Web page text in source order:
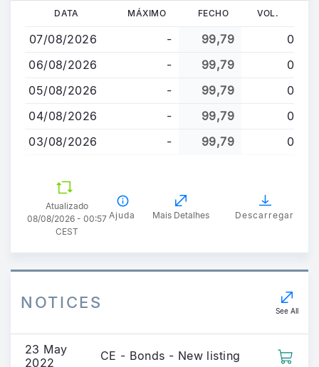
Passar
o
conteúdo
DATA MÁXIMO FECHO VOL.
07/08/2026 - 99,79
0
06/08/2026
- 99,79
0
05/08/2026
- 99,79
0
04/08/2026
- 99,79
0
03/08/2026
- 99,79 0
Atualizado
08/08/2026 - 00:57
CEST
Ajuda Mais Detalhes Descarregar
NOTICES See All
23 May
2022
CE - Bonds - New listing